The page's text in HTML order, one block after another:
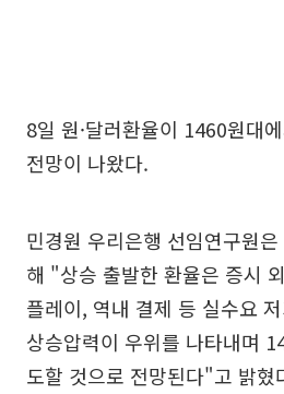
8일 원·달러환율이 1460원대
전망이 나왔다.
민경원 우리은행 선임연구원
해 "상승 출발한 환율은 증시
플레이, 역내 결제 등 실수요
상승압력이 우위를 나타내며
도할 것으로 전망된다"고 밝혔